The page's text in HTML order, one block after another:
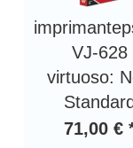
VJ-628
virtuoso:
Standard
71,00 €